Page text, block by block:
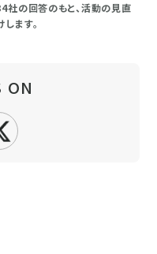
社の回答のもと、活動の見直
ます。
ON